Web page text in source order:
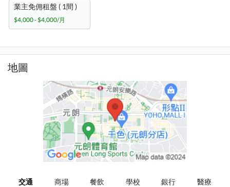
業主免佣租盤 ( 1間 )
$4,000 - $4,000/月
地圖
交通 商場 餐飲 學校 銀行 醫療